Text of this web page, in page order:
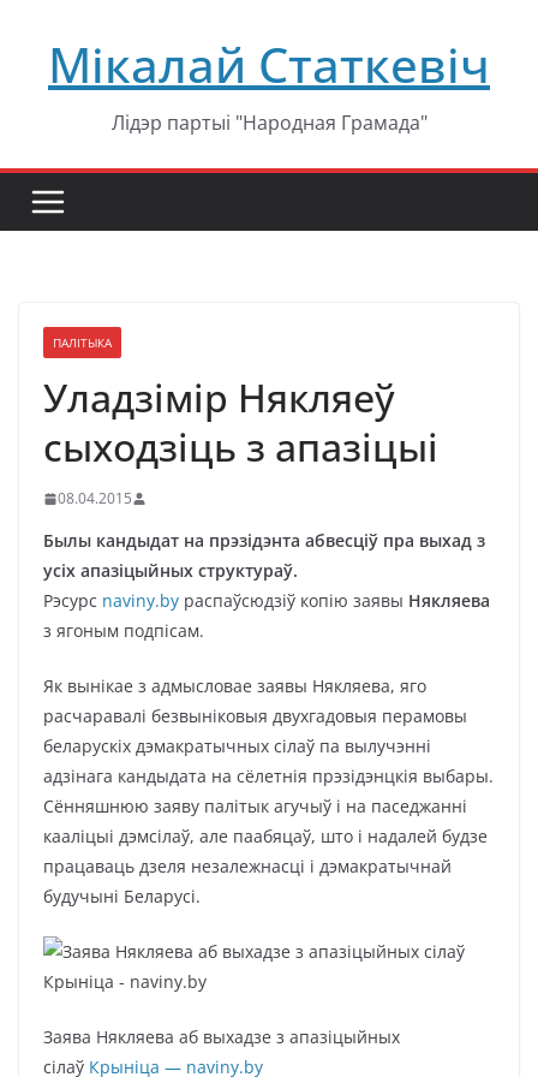
содержимому
Мікалай Статкевіч
Лідэр партыі "Народная Грамада"
ПАЛІТЫКА
Уладзімір Някляеў
сыходзіць з апазіцыі
08.04.2015
Былы кандыдат на прэзідэнта абвесціў пра выхад з
усіх апазіцыйных структураў.
Рэсурс naviny.by распаўсюдзіў копію заявы Някляева
з ягоным подпісам.
Як вынікае з адмысловае заявы Някляева, яго
расчаравалі безвыніковыя двухгадовыя перамовы
беларускіх дэмакратычных сілаў па вылучэнні
адзінага кандыдата на сёлетнія прэзідэнцкія выбары.
Сённяшнюю заяву палітык агучыў і на паседжанні
кааліцыі дэмсілаў, але паабяцаў, што і надалей будзе
працаваць дзеля незалежнасці і дэмакратычнай
будучыні Беларусі.
Заява Някляева аб выхадзе з апазіцыйных
сілаў Крыніца — naviny.by